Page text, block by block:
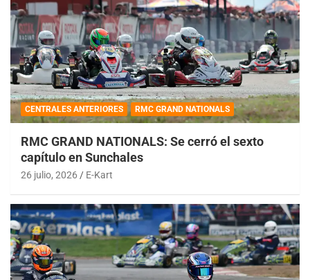
CENTRALES ANTERIORES RMC GRAND NATIONALS
RMC GRAND NATIONALS: Se cerró el sexto
capítulo en Sunchales
26 julio, 2026 E-Kart